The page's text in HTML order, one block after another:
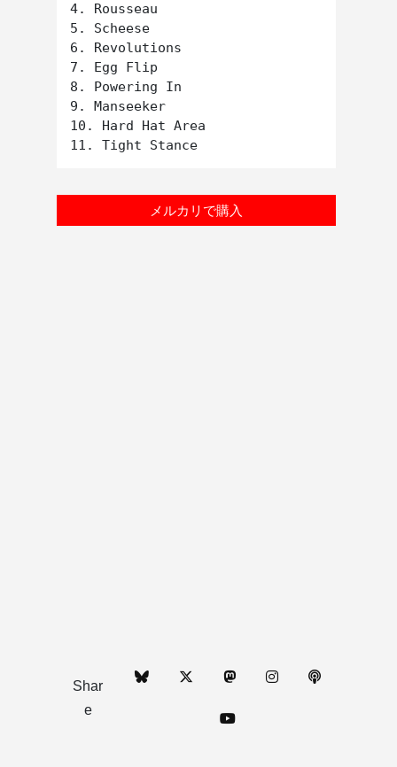
4. Rousseau
5. Scheese
6. Revolutions
7. Egg Flip
8. Powering In
9. Manseeker
10. Hard Hat Area
メルカリで購入
Shar
e